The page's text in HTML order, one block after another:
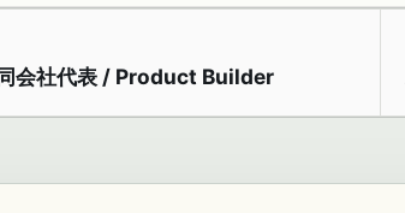
会社代表 / Product Builder